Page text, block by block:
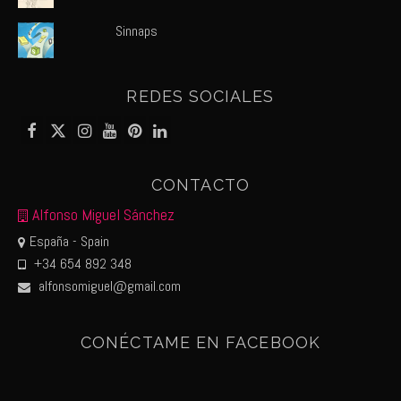
Sinnaps
REDES SOCIALES
CONTACTO
Alfonso Miguel Sánchez
España - Spain
+34 654 892 348
alfonsomiguel@gmail.com
CONÉCTAME EN FACEBOOK